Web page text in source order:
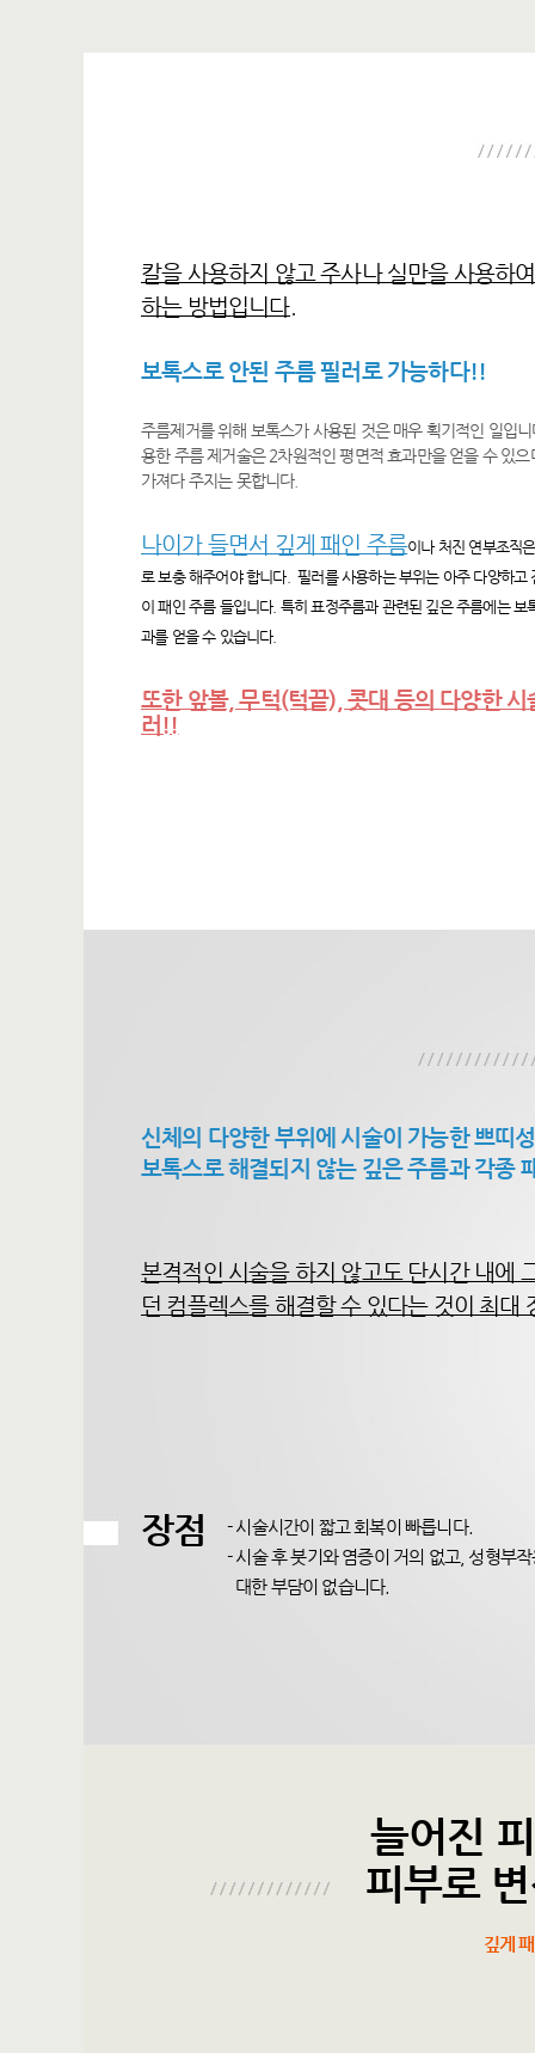
칼을 사용하지 않고 주사나 실만을 사용하
하는 방법입니다.
보톡스로 안된 주름 필러로 가능하다!!
주름제거를 위해 보톡스가 사용된 것은 매우 획기적인 일입
용한 주름 제거술은 2차원적인 평면적 효과만을 얻을 수 있
가져다 주지는 못합니다.
나이가 들면서 깊게 패인 주름이나 처진 연부조직
로 보충 해주어야 합니다. 필러를 사용하는 부위는 아주 다양하고
이 패인 주름 들입니다. 특히 표정주름과 관련된 깊은 주름에는 보
과를 얻을 수 있습니다.
또한 앞볼, 무턱(턱끝), 콧대 등의 다양한 시
러!!
신체의 다양한 부위에 시술이 가능한 쁘띠
보톡스로 해결되지 않는 깊은 주름과 각종
본격적인 시술을 하지 않고도 단시간 내에
던 컴플렉스를 해결할 수 있다는 것이 최대
장점
- 시술시간이 짧고 회복이 빠릅니다.
- 시술 후 붓기와 염증이 거의 없고, 성형부
대한 부담이 없습니다.
늘어진
피부로
깊게